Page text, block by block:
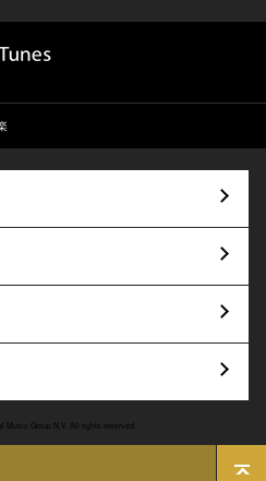
Music Group N.V. All rights reserved.